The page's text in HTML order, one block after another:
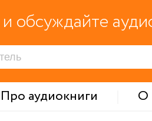
обсуждайте
Про аудиокниги О